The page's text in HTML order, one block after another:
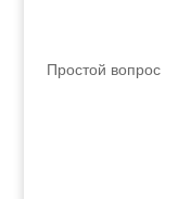
Простой вопрос